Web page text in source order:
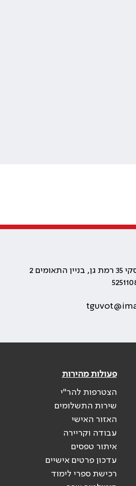
התאומים 2
פעולות מהירות
הצטרפות להר"י
שירות התשלומים
האזור האישי
עבודה וקריירה
איתור טפסים
עדכון פרטים אישיים
רכישת ספרי לימוד